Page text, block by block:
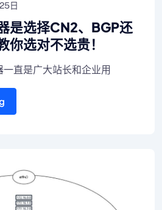
日
是选择CN2、BGP还
你选对不选贵！
直是广大站长和企业用